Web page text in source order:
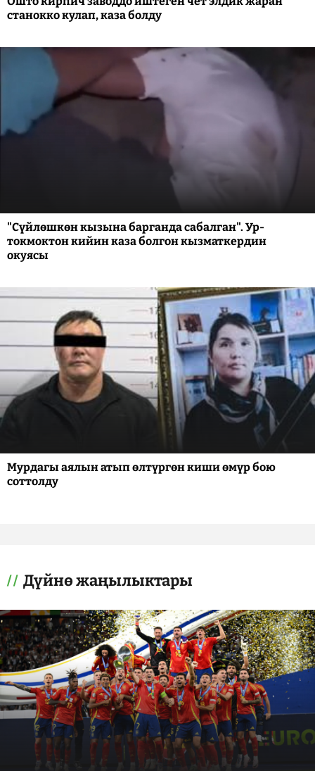
станокко кулап, каза болду
"Сүйлөшкөн кызына барганда сабалган". Ур-
токмоктон кийин каза болгон кызматкердин
окуясы
Мурдагы аялын атып өлтүргөн киши өмүр бою
соттолду
Дүйнө жаңылыктары